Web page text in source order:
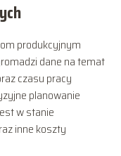
produkcyjnym
dane na temat
czasu pracy
planowanie
w stanie
inne koszty